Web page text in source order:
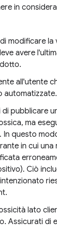
in
modificare la
avere
all'utente
automatizzate.
pubblicare
ma
In questo
in cui una
Ciò
lato
Assicurati di